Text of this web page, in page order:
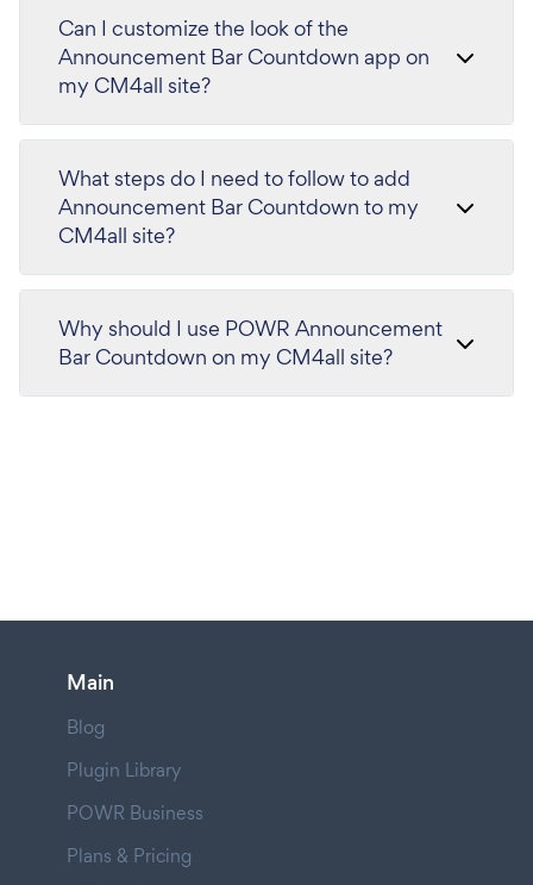
Can I customize the look of the
Announcement Bar Countdown app on
my CM4all site?
What steps do I need to follow to add
Announcement Bar Countdown to my
CM4all site?
Why should I use POWR Announcement
Bar Countdown on my CM4all site?
Main
Blog
Plugin Library
POWR Business
Plans & Pricing